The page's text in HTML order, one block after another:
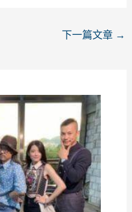
下一篇文章 →